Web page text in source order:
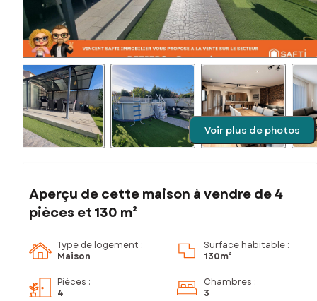
Voir plus de photos
Aperçu de cette maison à vendre de 4
pièces et 130 m²
Type de logement :
Maison
Surface habitable :
130m²
Pièces :
4
Chambres :
3